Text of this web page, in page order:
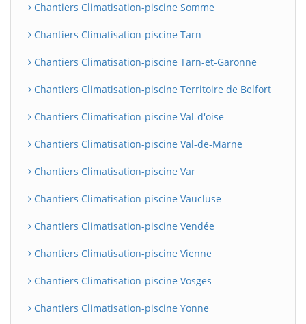
Chantiers Climatisation-piscine Somme
Chantiers Climatisation-piscine Tarn
Chantiers Climatisation-piscine Tarn-et-Garonne
Chantiers Climatisation-piscine Territoire de Belfort
Chantiers Climatisation-piscine Val-d'oise
Chantiers Climatisation-piscine Val-de-Marne
Chantiers Climatisation-piscine Var
Chantiers Climatisation-piscine Vaucluse
Chantiers Climatisation-piscine Vendée
Chantiers Climatisation-piscine Vienne
Chantiers Climatisation-piscine Vosges
Chantiers Climatisation-piscine Yonne